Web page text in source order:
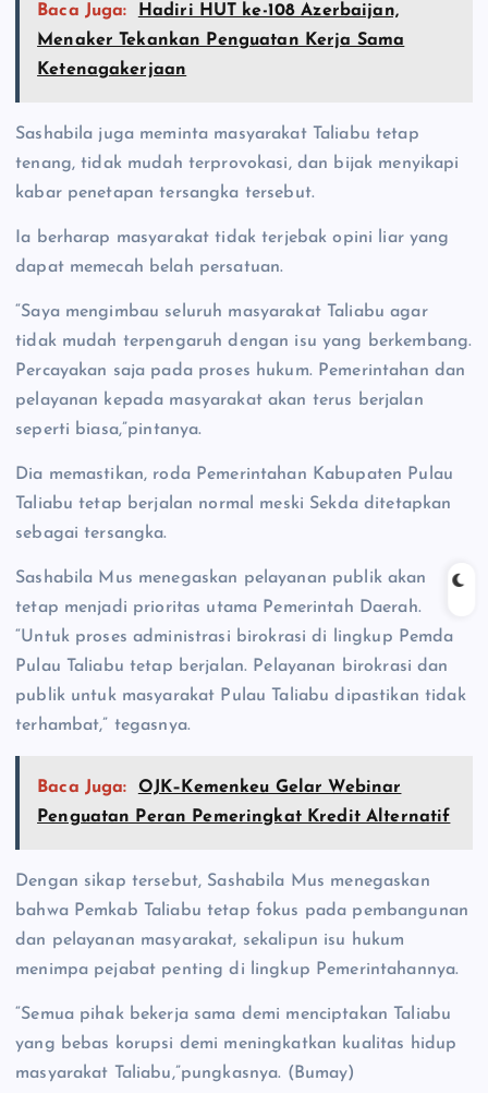
Baca Juga:
Hadiri HUT ke-108 Azerbaijan,
Menaker Tekankan Penguatan Kerja Sama
Ketenagakerjaan
Sashabila juga meminta masyarakat Taliabu tetap
tenang, tidak mudah terprovokasi, dan bijak menyikapi
kabar penetapan tersangka tersebut.
Ia berharap masyarakat tidak terjebak opini liar yang
dapat memecah belah persatuan.
“Saya mengimbau seluruh masyarakat Taliabu agar
tidak mudah terpengaruh dengan isu yang berkembang.
Percayakan saja pada proses hukum. Pemerintahan dan
pelayanan kepada masyarakat akan terus berjalan
seperti biasa,”pintanya.
Dia memastikan, roda Pemerintahan Kabupaten Pulau
Taliabu tetap berjalan normal meski Sekda ditetapkan
sebagai tersangka.
Sashabila Mus menegaskan pelayanan publik akan
tetap menjadi prioritas utama Pemerintah Daerah.
“Untuk proses administrasi birokrasi di lingkup Pemda
Pulau Taliabu tetap berjalan. Pelayanan birokrasi dan
publik untuk masyarakat Pulau Taliabu dipastikan tidak
terhambat,” tegasnya.
Baca Juga:
OJK–Kemenkeu Gelar Webinar
Penguatan Peran Pemeringkat Kredit Alternatif
Dengan sikap tersebut, Sashabila Mus menegaskan
bahwa Pemkab Taliabu tetap fokus pada pembangunan
dan pelayanan masyarakat, sekalipun isu hukum
menimpa pejabat penting di lingkup Pemerintahannya.
“Semua pihak bekerja sama demi menciptakan Taliabu
yang bebas korupsi demi meningkatkan kualitas hidup
masyarakat Taliabu,”pungkasnya. (Bumay)